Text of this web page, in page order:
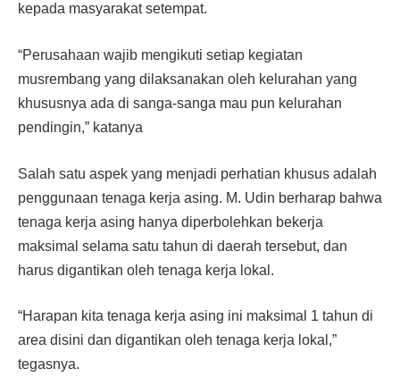
kepada masyarakat setempat.
“Perusahaan wajib mengikuti setiap kegiatan
musrembang yang dilaksanakan oleh kelurahan yang
khususnya ada di sanga-sanga mau pun kelurahan
pendingin,” katanya
Salah satu aspek yang menjadi perhatian khusus adalah
penggunaan tenaga kerja asing. M. Udin berharap bahwa
tenaga kerja asing hanya diperbolehkan bekerja
maksimal selama satu tahun di daerah tersebut, dan
harus digantikan oleh tenaga kerja lokal.
“Harapan kita tenaga kerja asing ini maksimal 1 tahun di
area disini dan digantikan oleh tenaga kerja lokal,”
tegasnya.